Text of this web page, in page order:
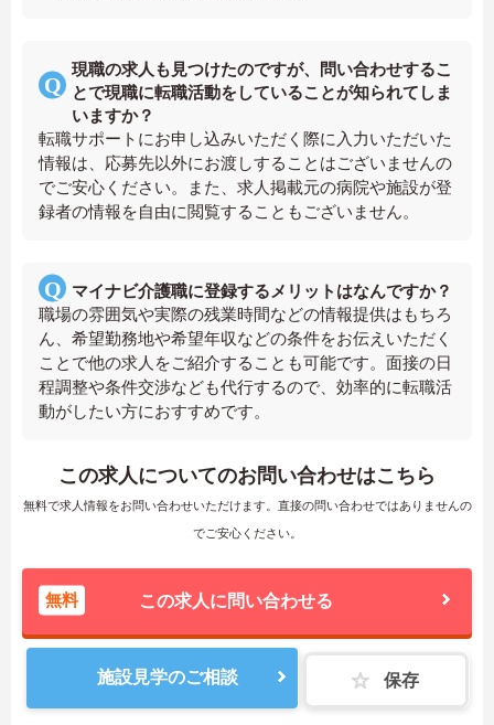
現職の求人も見つけたのですが、問い合わせするこ
とで現職に転職活動をしていることが知られてしま
いますか？
転職サポートにお申し込みいただく際に入力いただいた
情報は、応募先以外にお渡しすることはございませんの
でご安心ください。また、求人掲載元の病院や施設が登
録者の情報を自由に閲覧することもございません。
マイナビ介護職に登録するメリットはなんですか？
職場の雰囲気や実際の残業時間などの情報提供はもちろ
ん、希望勤務地や希望年収などの条件をお伝えいただく
ことで他の求人をご紹介することも可能です。面接の日
程調整や条件交渉なども代行するので、効率的に転職活
動がしたい方におすすめです。
この求人についてのお問い合わせはこちら
無料で求人情報をお問い合わせいただけます。直接の問い合わせではありませんの
でご安心ください。
無料 この求人に問い合わせる
施設見学のご相談 保存